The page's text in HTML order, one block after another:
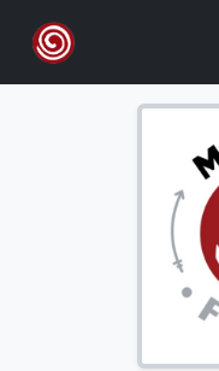
Skip to main content